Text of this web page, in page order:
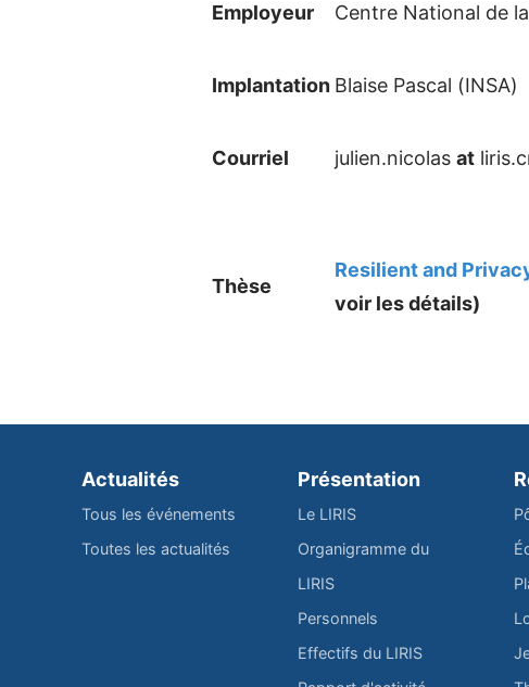
Employeur Centre National de
Implantation Blaise Pascal (INSA)
Courriel julien.nicolas at
Thèse
Resilient and
voir les détails)
Actualités
Tous les événements
Toutes les actualités
Présentation
Le LIRIS
Organigramme du
LIRIS
Personnels
Effectifs du LIRIS